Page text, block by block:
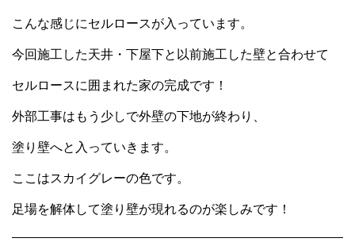
こんな感じにセルロースが入っています。
今回施工した天井・下屋下と以前施工した壁と合わせて
セルロースに囲まれた家の完成です！
外部工事はもう少しで外壁の下地が終わり、
塗り壁へと入っていきます。
ここはスカイグレーの色です。
足場を解体して塗り壁が現れるのが楽しみです！